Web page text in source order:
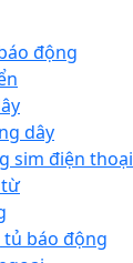
động
dây
sim điện thoại
từ
báo động